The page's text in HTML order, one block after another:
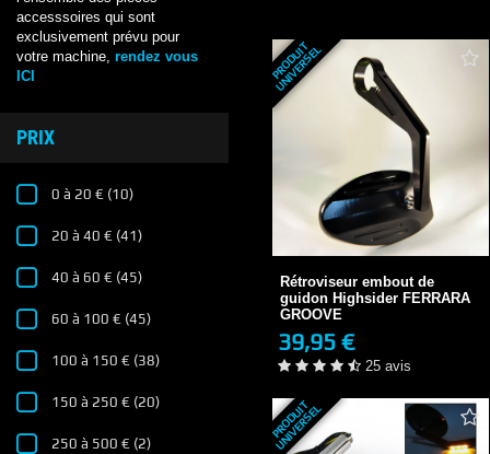
accesssoires qui sont
exclusivement prévu pour
votre machine, rendez vous
ICI
PRIX
0 à 20 € (10)
20 à 40 € (41)
40 à 60 € (45)
60 à 100 € (45)
100 à 150 € (38)
150 à 250 € (20)
250 à 500 € (2)
P
R
O
D
U
I
T
U
N
I
V
E
R
S
E
L
Rétroviseur embout de
guidon Highsider FERRARA
GROOVE
39,95 €
Rétroviseur embout de
guidon Highsider...
39,95 € EN STOCK
+ DE DÉTAILS
25 avis
P
R
O
D
U
I
T
U
N
I
V
E
R
S
E
L